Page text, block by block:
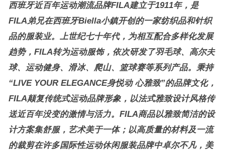
西班牙近百年运动潮流品牌FILA建立于1911年，是
FILA弟兄在西班牙Biella小鎮开创的一家纺织品和针织
品的服装业。上世纪七十年代，为相互配合多样化发展
趋势，FILA转为运动服饰，依次研发了羽毛球、高尔夫
球、运动健身、滑冰、爬山、篮球赛等系列产品。秉持
“LIVE YOUR ELEGANCE身悦动 心雅致”的品牌文化，
FILA颠复传统式运动品牌形象，以法式雅致设计风格传
送近百年没变的激情与活力。FILA商品以雅致简洁的设
计方案集舒服，艺术美于一体；以高质量的材料及一流
的裁剪在许多国际性运动休闲服装品牌中卓尔不凡，美